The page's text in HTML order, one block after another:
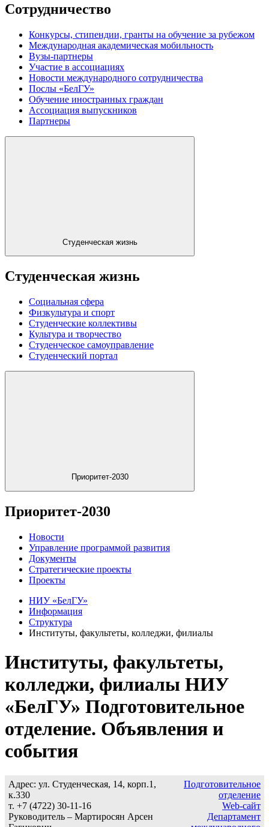
Сотрудничество
Конкурсы, стипендии, гранты на обучение за рубежом
Международная академическая мобильность
Вузы-партнеры
Участие в ассоциациях
Новости международного сотрудничества
Послы «БелГУ»
Обучение иностранных граждан
Ассоциация выпускников
Партнеры
Студенческая жизнь
Студенческая жизнь
Социальная сфера
Физкультура и спорт
Студенческие коллективы
Культура и творчество
Студенческое самоуправление
Студенческий портал
Приоритет-2030
Приоритет-2030
Новости
Управление программой развития
Документы
Стратегические проекты
Проекты
НИУ «БелГУ»
Информация
Структура
Институты, факультеты, колледжи, филиалы
Институты, факультеты,
колледжи, филиалы НИУ
«БелГУ» Подготовительное
отделение. Объявления и
события
Адрес: ул. Студенческая, 14, корп.1,
к.330
т. +7 (4722) 30-11-16
Руководитель – Мартиросян Арсен
Подготовительное
отделение
Web-сайт
Департамент